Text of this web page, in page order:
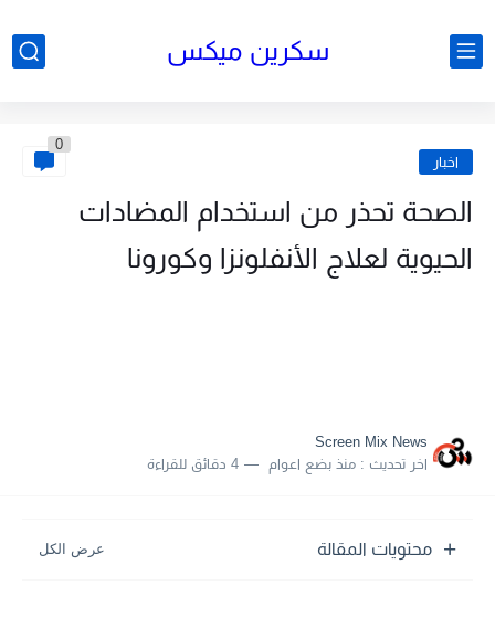
سكرين ميكس
اخبار
0
الصحة تحذر من استخدام المضادات
الحيوية لعلاج الأنفلونزا وكورونا
Screen Mix News
اخر تحديث : منذ بضع اعوام 4 دقائق للقراءة
محتويات المقالة